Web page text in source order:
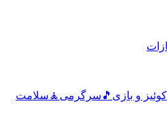
کوئیز و بازی 🎵 سرگرمی 🧘 سلامت